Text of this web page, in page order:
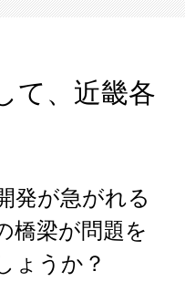
発が急がれる
橋梁が問題を
ょうか？